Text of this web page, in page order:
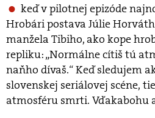
keď v pilotnej epizóde
Hrobári postava Júlie
manžela Tibiho, ako kope
repliku: „Normálne cítiš tú
naňho dívaš.“ Keď sledujem
slovenskej seriálovej scéne,
atmosféru smrti. Vďakabohu